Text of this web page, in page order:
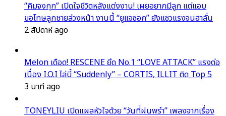
“คิมจงกุก” เปิดใจชีวิตหลังแต่งงาน! เผยอยากมีลูก แต่แอบ
ขอโทษลูกชายล่วงหน้า งานนี้ “ยูแจซอก” ยังแซวแรงจนฮาลั่น
2 สัปดาห์ ago
Melon เดือด! RESCENE ยึด No.1 “LOVE ATTACK” แรงต่อ
เนื่อง I.O.I ไล่บี้ “Suddenly” – CORTIS, ILLIT ติด Top 5
3 นาที ago
TONEYLIU เปิดแผลหัวใจด้วย “วันที่ฝนพรำ” เพลงจากเรื่อง